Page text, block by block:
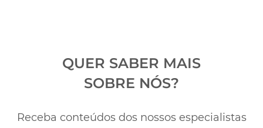
QUER SABER MAIS
SOBRE NÓS?
Receba conteúdos dos nossos especialistas